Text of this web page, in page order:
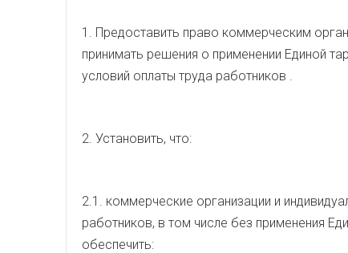
1. Предоставить право коммерческим
принимать решения о применении Единой
условий оплаты труда работников .
2. Установить, что:
2.1. коммерческие организации и
работников, в том числе без применения
обеспечить: